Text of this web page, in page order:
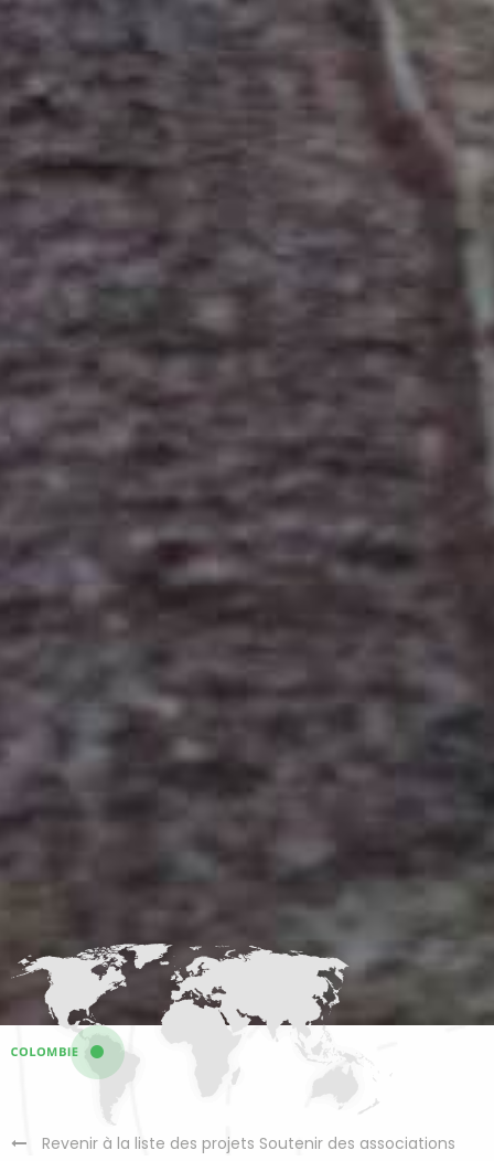
Revenir à la liste des projets Soutenir des associations